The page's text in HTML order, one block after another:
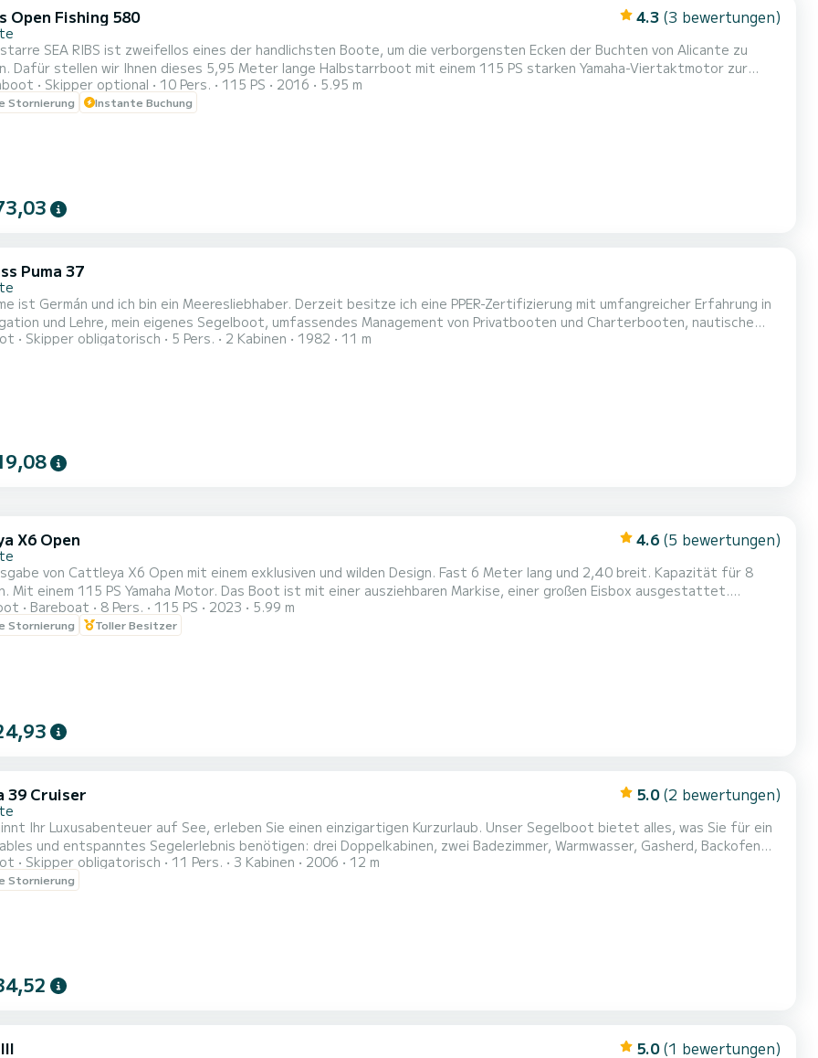
Open Fishing 580 4.3 (3 bewertungen)
SEA RIBS ist zweifellos eines der handlichsten Boote, um die verborgensten Ecken der Buchten von Alicante zu
Dafür stellen wir Ihnen dieses 5,95 Meter lange Halbstarrboot mit einem 115 PS starken Yamaha-Viertaktmotor zur
Es ist leicht, vielseitig und segelt sehr stabil, ideal für Gruppen.
Skipper optional 10 Pers. 115 PS 2016 5.95 m
Stornierung Instante Buchung
Puma 37
ist Germán und ich bin ein Meeresliebhaber. Derzeit besitze ich eine PPER-Zertifizierung mit umfangreicher Erfahrung in
und Lehre, mein eigenes Segelboot, umfassendes Management von Privatbooten und Charterbooten, nautische
sowie direkten Umgang mit Eignern und VIP-Gästen. Fokussiert auf Sicherheit, exzellenten Service, Vertraulichkeit und
Skipper obligatorisch 5 Pers. 2 Kabinen 1982 11 m
X6 Open 4.6 (5 bewertungen)
von Cattleya X6 Open mit einem exklusiven und wilden Design. Fast 6 Meter lang und 2,40 breit. Kapazität für 8
Yamaha Motor. Das Boot ist mit einer ausziehbaren Markise, einer großen Eisbox ausgestattet.
mit Bluetooth. Ein Boot, das Sie mit Familie oder Freunden genießen können, dank seiner großen Räume an Deck,
Sicherheit an Bord und einem einzigartigen Bug- und Hecksolarium in seiner Kategorie, in dem Sie schnell und sicher in
Bareboat 8 Pers. 115 PS 2023 5.99 m
Stornierung Toller Besitzer
39 Cruiser 5.0 (2 bewertungen)
Ihr Luxusabenteuer auf See, erleben Sie einen einzigartigen Kurzurlaub. Unser Segelboot bietet alles, was Sie für ein
und entspanntes Segelerlebnis benötigen: drei Doppelkabinen, zwei Badezimmer, Warmwasser, Gasherd, Backofen
Kühlschrank, damit Ihre Getränke immer kalt bleiben. Vorbereitet für sicheres Segeln. Mit einer Internetverbindung,
Ihre Momente sofort teilen können, einer sorgenfreien Navigation, modernster Elektronik und kompletter Sicherhei...
Skipper obligatorisch 11 Pers. 3 Kabinen 2006 12 m
Stornierung
5.0 (1 bewertungen)